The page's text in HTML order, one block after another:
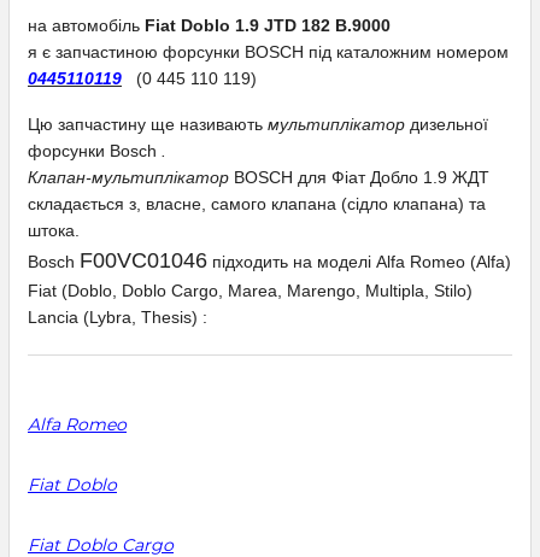
на автомобіль Fiat Doblo 1.9 JTD 182 B.9000
я є запчастиною форсунки BOSCH під каталожним номером
0445110119
(0 445 110 119)
Цю запчастину ще називають мультиплікатор дизельної
форсунки Bosch
Клапан-мультиплікатор BOSCH для Фіат Добло 1.9 ЖДТ
складається з, власне, самого клапана (сідло клапана) та
штока.
Bosch F00VC01046 підходить на моделі Alfa Romeo (Alfa)
Fiat (Doblo, Doblo Cargo, Marea, Marengo, Multipla, Stilo)
Lancia (Lybra, Thesis) :
Alfa Romeo
Fiat Doblo
Fiat Doblo Cargo